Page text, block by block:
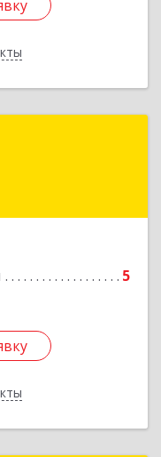
5
Карасукский р-н,